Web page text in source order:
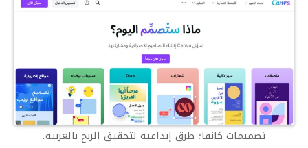
تصميمات كانفا: طرق إبداعية لتحقيق الربح بالعربية.